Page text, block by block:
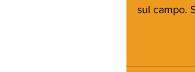
sul campo.